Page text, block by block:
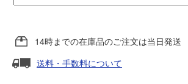
14時までの在庫品のご注文は当日発送
送料・手数料について